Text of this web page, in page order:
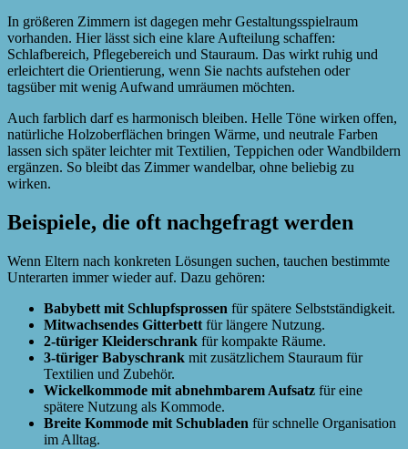
In größeren Zimmern ist dagegen mehr Gestaltungsspielraum
vorhanden. Hier lässt sich eine klare Aufteilung schaffen:
Schlafbereich, Pflegebereich und Stauraum. Das wirkt ruhig und
erleichtert die Orientierung, wenn Sie nachts aufstehen oder
tagsüber mit wenig Aufwand umräumen möchten.
Auch farblich darf es harmonisch bleiben. Helle Töne wirken offen,
natürliche Holzoberflächen bringen Wärme, und neutrale Farben
lassen sich später leichter mit Textilien, Teppichen oder Wandbildern
ergänzen. So bleibt das Zimmer wandelbar, ohne beliebig zu
wirken.
Beispiele, die oft nachgefragt werden
Wenn Eltern nach konkreten Lösungen suchen, tauchen bestimmte
Unterarten immer wieder auf. Dazu gehören:
Babybett mit Schlupfsprossen für spätere Selbstständigkeit.
Mitwachsendes Gitterbett für längere Nutzung.
2-türiger Kleiderschrank für kompakte Räume.
3-türiger Babyschrank mit zusätzlichem Stauraum für
Textilien und Zubehör.
Wickelkommode mit abnehmbarem Aufsatz für eine
spätere Nutzung als Kommode.
Breite Kommode mit Schubladen für schnelle Organisation
im Alltag.